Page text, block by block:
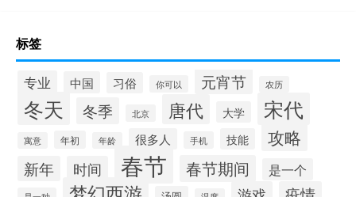
标签
专业 中国 习俗 你可以 元宵节 农历
冬天 冬季 北京 唐代 大学 宋代
寓意 年初 年龄 很多人 手机 技能 攻略
新年 时间 春节 春节期间 是一个